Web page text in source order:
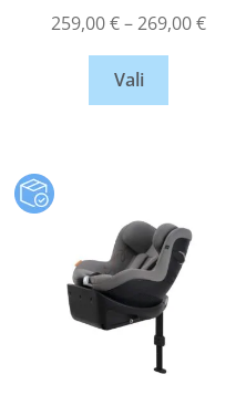
259,00€–269,00€
Vali